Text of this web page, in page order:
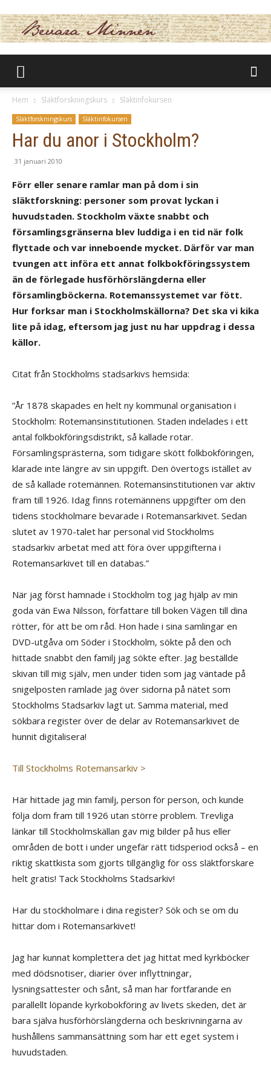
Hem Släktforskningskurs Släktinfokursen
Släktforskningskurs Släktinfokursen
Har du anor i Stockholm?
31 januari 2010
Förr eller senare ramlar man på dom i sin
släktforskning: personer som provat lyckan i
huvudstaden. Stockholm växte snabbt och
församlingsgränserna blev luddiga i en tid när folk
flyttade och var inneboende mycket. Därför var man
tvungen att införa ett annat folkbokföringssystem
än de förlegade husförhörslängderna eller
församlingböckerna. Rotemanssystemet var fött.
Hur forksar man i Stockholmskällorna? Det ska vi kika
lite på idag, eftersom jag just nu har uppdrag i dessa
källor.
Citat från Stockholms stadsarkivs hemsida:
”År 1878 skapades en helt ny kommunal organisation i
Stockholm: Rotemansinstitutionen. Staden indelades i ett
antal folkbokföringsdistrikt, så kallade rotar.
Församlingsprästerna, som tidigare skött folkbokföringen,
klarade inte längre av sin uppgift. Den övertogs istället av
de så kallade rotemännen. Rotemansinstitutionen var aktiv
fram till 1926. Idag finns rotemännens uppgifter om den
tidens stockholmare bevarade i Rotemansarkivet. Sedan
slutet av 1970-talet har personal vid Stockholms
stadsarkiv arbetat med att föra över uppgifterna i
Rotemansarkivet till en databas.”
När jag först hamnade i Stockholm tog jag hjälp av min
goda vän Ewa Nilsson, författare till boken Vägen till dina
rötter, för att be om råd. Hon hade i sina samlingar en
DVD-utgåva om Söder i Stockholm, sökte på den och
hittade snabbt den familj jag sökte efter. Jag beställde
skivan till mig själv, men under tiden som jag väntade på
snigelposten ramlade jag över sidorna på nätet som
Stockholms Stadsarkiv lagt ut. Samma material, med
sökbara register över de delar av Rotemansarkivet de
hunnit digitalisera!
Till Stockholms Rotemansarkiv >
Här hittade jag min familj, person för person, och kunde
följa dom fram till 1926 utan större problem. Trevliga
länkar till Stockholmskällan gav mig bilder på hus eller
områden de bott i under ungefär rätt tidsperiod också – en
riktig skattkista som gjorts tillgänglig för oss släktforskare
helt gratis! Tack Stockholms Stadsarkiv!
Har du stockholmare i dina register? Sök och se om du
hittar dom i Rotemansarkivet!
Jag har kunnat komplettera det jag hittat med kyrkböcker
med dödsnotiser, diarier över inflyttningar,
lysningsattester och sånt, så man har fortfarande en
parallellt löpande kyrkobokföring av livets skeden, det är
bara själva husförhörslängderna och beskrivningarna av
hushållens sammansättning som har ett eget system i
huvudstaden.